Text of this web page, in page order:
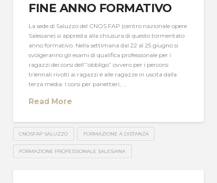
FINE ANNO FORMATIVO
La sede di Saluzzo del CNOS FAP (centro nazionale opere
Salesiane) si appresta alla chiusura di questo tormentato
anno formativo. Nella settimana dal 22 al 25 giugno si
svolgeranno gli esami di qualifica professionale per i
ragazzi dei corsi dell’”obbligo” ovvero per i percorsi
triennali rivolti ai ragazzi e alle ragazze in uscita dalla
terza media. I corsi per panettieri, …
Read More
CNOSFAP SALUZZO FORMAZIONE A DISTANZA
FORMAZIONE PROFESSIONALE SALESIANA